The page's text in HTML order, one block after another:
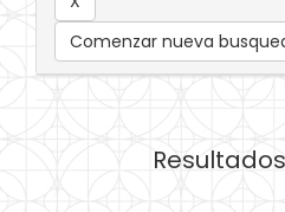
Comenzar nueva
Resultados